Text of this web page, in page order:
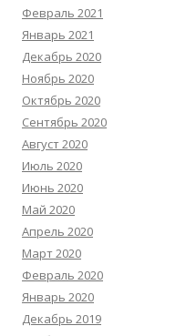
Февраль 2021
Январь 2021
Декабрь 2020
Ноябрь 2020
Октябрь 2020
Сентябрь 2020
Август 2020
Июль 2020
Июнь 2020
Май 2020
Апрель 2020
Март 2020
Февраль 2020
Январь 2020
Декабрь 2019